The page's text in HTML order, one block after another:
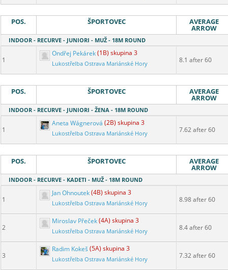
POS. ŠPORTOVEC AVERAGE
ARROW
INDOOR - RECURVE - JUNIORI - MUŽ - 18M ROUND
1
Ondřej Pekárek(1B) skupina 3
Lukostřelba Ostrava Mariánské Hory 8.1 after 60
POS. ŠPORTOVEC AVERAGE
ARROW
INDOOR - RECURVE - JUNIORI - ŽENA - 18M ROUND
1
Aneta Wágnerová (2B) skupina 3
Lukostřelba Ostrava Mariánské Hory 7.62 after 60
POS. ŠPORTOVEC AVERAGE
ARROW
INDOOR - RECURVE - KADETI - MUŽ - 18M ROUND
1
Jan Ohnoutek(4B) skupina 3
Lukostřelba Ostrava Mariánské Hory 8.98 after 60
2
Miroslav Přeček(4A) skupina 3
Lukostřelba Ostrava Mariánské Hory 8.4 after 60
3
Radim Kokeš (5A) skupina 3
Lukostřelba Ostrava Mariánské Hory 7.32 after 60